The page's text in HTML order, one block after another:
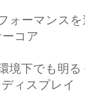
ォーマンス
コア
境下でも明る
ィスプレイ